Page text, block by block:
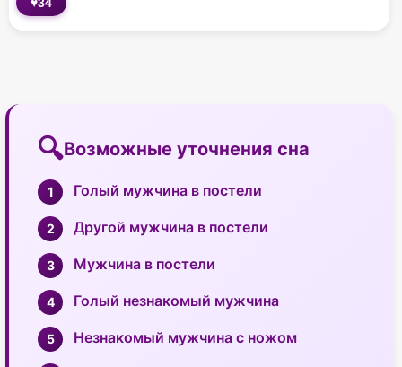
Возможные уточнения сна
Голый мужчина в постели
Другой мужчина в постели
Мужчина в постели
Голый незнакомый мужчина
Незнакомый мужчина с ножом